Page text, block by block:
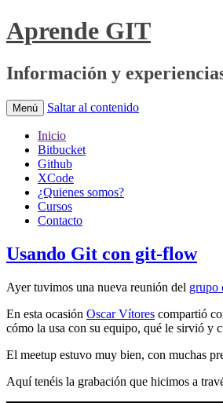
Aprende GIT
Información y
Menú Saltar al contenido
Inicio
Bitbucket
Github
XCode
¿Quienes somos?
Cursos
Contacto
Usando Git con git-flow
Ayer tuvimos una nueva reunión del grupo
En esta ocasión Oscar Vítores compartió
cómo la usa con su equipo, qué le sirvió y
El meetup estuvo muy bien, con muchas
Aquí tenéis la grabación que hicimos a